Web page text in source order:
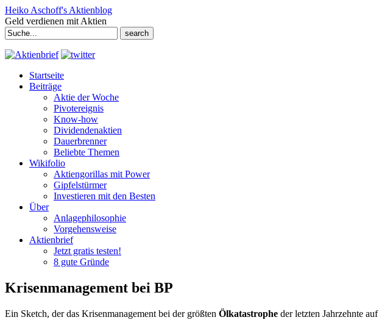
Heiko Aschoff's Aktienblog
Geld verdienen mit Aktien
Search
for:
Startseite
Beiträge
Aktie der Woche
Pivotereignis
Know-how
Dividendenaktien
Dauerbrenner
Beliebte Themen
Wikifolio
Aktiengorillas mit Power
Gipfelstürmer
Investieren mit den Besten
Über
Anlagephilosophie
Vorgehensweise
Aktienbrief
Jetzt gratis testen!
8 gute Gründe
Krisenmanagement bei BP
Ein Sketch, der das Krisenmanagement bei der größten Ölkatastrophe der letzten Jahrzehnte